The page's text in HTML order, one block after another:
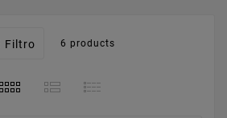
Filtro 6 products